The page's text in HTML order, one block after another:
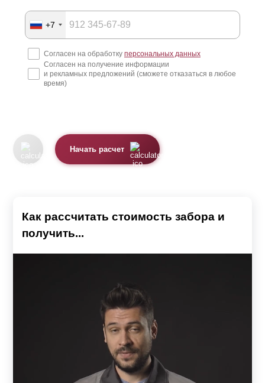
+7
Согласен на обработку персональных данных
Согласен на получение информации
и рекламных предложений (сможете отказаться в любое
время)
Начать расчет
Как рассчитать стоимость забора и
получить...